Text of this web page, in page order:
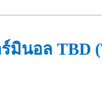
ร์มินอล TBD